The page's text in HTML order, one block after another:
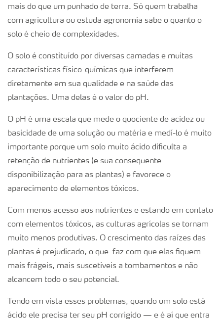
mais do que um punhado de terra. Só quem trabalha
com agricultura ou estuda agronomia sabe o quanto o
solo é cheio de complexidades.
O solo é constituído por diversas camadas e muitas
características físico-químicas que interferem
diretamente em sua qualidade e na saúde das
plantações. Uma delas é o valor do pH.
O pH é uma escala que mede o quociente de acidez ou
basicidade de uma solução ou matéria e medí-lo é muito
importante porque um solo muito ácido dificulta a
retenção de nutrientes (e sua consequente
disponibilização para as plantas) e favorece o
aparecimento de elementos tóxicos.
Com menos acesso aos nutrientes e estando em contato
com elementos tóxicos, as culturas agrícolas se tornam
muito menos produtivas. O crescimento das raízes das
plantas é prejudicado, o que faz com que elas fiquem
mais frágeis, mais suscetíveis a tombamentos e não
alcancem todo o seu potencial.
Tendo em vista esses problemas, quando um solo está
ácido ele precisa ter seu pH corrigido — e é aí que entra